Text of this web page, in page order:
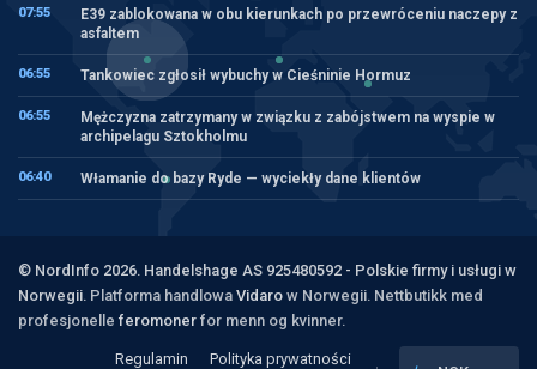
07:55
E39 zablokowana w obu kierunkach po przewróceniu naczepy z
asfaltem
06:55 Tankowiec zgłosił wybuchy w Cieśninie Hormuz
06:55
Mężczyzna zatrzymany w związku z zabójstwem na wyspie w
archipelagu Sztokholmu
06:40 Włamanie do bazy Ryde — wyciekły dane klientów
© NordInfo 2026. Handelshage AS 925480592 - Polskie firmy i usługi w
Norwegii. Platforma handlowa Vidaro w Norwegii. Nettbutikk med
profesjonelle feromoner for menn og kvinner.
Regulamin Polityka prywatności